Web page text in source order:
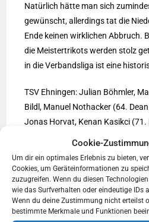
Cookie-
Um dir ein optimales Erlebnis zu bieten,
Cookies, um Geräteinformationen zu
zuzugreifen. Wenn du diesen
wie das Surfverhalten oder eindeutige IDs
Wenn du deine Zustimmung nicht erteilst
bestimmte Merkmale und Funktionen
Natürlich hätte man sich
gewünscht, allerdings tat die
Ende keinen wirklichen Abbruch.
die Meistertrikots werden stolz
in die Verbandsliga ist eine
TSV Ehningen: Julian Böhmler,
Bildl, Manuel Nothacker (64.
Jonas Horvat, Kenan Kasikci (71.
Mustafa Avci, Tino Dannecker
(84.Daren Tchomangouo).
DAS KÖNNTE DIR AUCH